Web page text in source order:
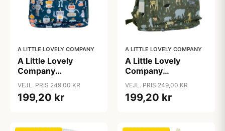
A LITTLE LOVELY COMPANY
A Little Lovely
Company
Børnerygsæk -
Robots
VEJL. PRIS 249,00 KR
199,20 kr
A LITTLE LOVELY COMPANY
A Little Lovely
Company
Børnerygsæk -
Savanna
VEJL. PRIS 249,00 KR
199,20 kr